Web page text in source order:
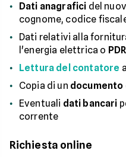
Dati anagrafici del
cognome, codice
Dati relativi alla
l'energia elettrica o PDR
Lettura del contatore
Copia di un
Eventuali dati bancari
corrente
Richiesta online